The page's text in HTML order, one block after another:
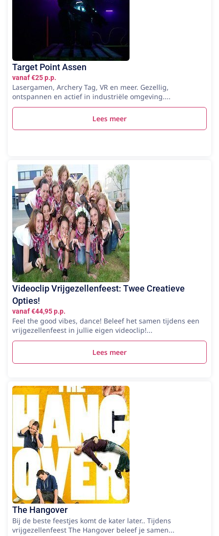
Target Point Assen
vanaf €25 p.p.
Lasergamen, Archery Tag, VR en meer. Gezellig,
ontspannen en actief in industriële omgeving....
Lees meer
Videoclip Vrijgezellenfeest: Twee Creatieve
Opties!
vanaf €44,95 p.p.
Feel the good vibes, dance! Beleef het samen tijdens een
vrijgezellenfeest in jullie eigen videoclip!...
Lees meer
The Hangover
Bij de beste feestjes komt de kater later.. Tijdens
vrijgezellenfeest The Hangover beleef je samen...